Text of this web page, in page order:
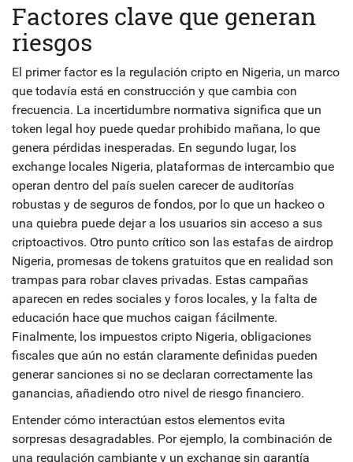
Factores clave que generan
riesgos
El primer factor es la regulación cripto en Nigeria, un marco
que todavía está en construcción y que cambia con
frecuencia. La incertidumbre normativa significa que un
token legal hoy puede quedar prohibido mañana, lo que
genera pérdidas inesperadas. En segundo lugar, los
exchange locales Nigeria, plataformas de intercambio que
operan dentro del país suelen carecer de auditorías
robustas y de seguros de fondos, por lo que un hackeo o
una quiebra puede dejar a los usuarios sin acceso a sus
criptoactivos. Otro punto crítico son las estafas de airdrop
Nigeria, promesas de tokens gratuitos que en realidad son
trampas para robar claves privadas. Estas campañas
aparecen en redes sociales y foros locales, y la falta de
educación hace que muchos caigan fácilmente.
Finalmente, los impuestos cripto Nigeria, obligaciones
fiscales que aún no están claramente definidas pueden
generar sanciones si no se declaran correctamente las
ganancias, añadiendo otro nivel de riesgo financiero.
Entender cómo interactúan estos elementos evita
sorpresas desagradables. Por ejemplo, la combinación de
una regulación cambiante y un exchange sin garantía